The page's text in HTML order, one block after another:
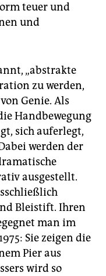
teuer und
und
„abstrakte
zu werden,
Genie. Als
Handbewegung
sich auferlegt,
werden der
ausgestellt.
Bleistift. Ihren
man im
Sie zeigen die
Pier aus
wird so